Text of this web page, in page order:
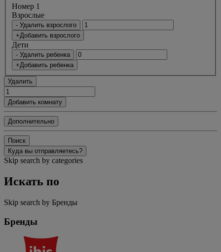
Номер 1
Bзрослые
- Удалить взрослого
+Добавить взрослого
Дети
- Удалить ребенка
+Добавить ребенка
Удалить
Добавить комнату
Дополнительно
Поиск
Куда вы отправляетесь?
Skip search by categories
Искать по
Skip search by Бренды
Бренды